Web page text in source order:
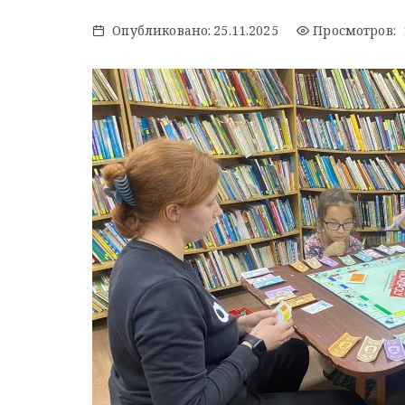
Опубликовано: 25.11.2025 Просмотров: